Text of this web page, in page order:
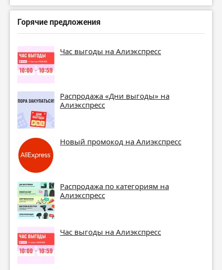
Горячие предложения
Час выгоды на Алиэкспресс
Распродажа «Дни выгоды» на
Алиэкспресс
Новый промокод на Алиэкспресс
Распродажа по категориям на
Алиэкспресс
Час выгоды на Алиэкспресс